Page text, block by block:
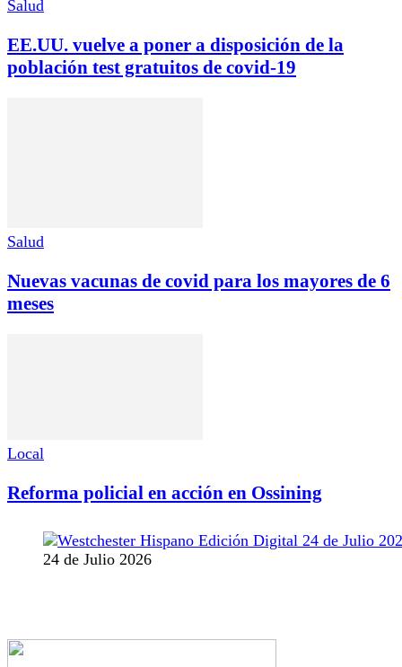
Salud
EE.UU. vuelve a poner a disposición de la
población test gratuitos de covid-19
Salud
Nuevas vacunas de covid para los mayores de 6
meses
Local
Reforma policial en acción en Ossining
24 de Julio 2026